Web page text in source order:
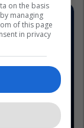
on the basis
managing
of this page
in privacy